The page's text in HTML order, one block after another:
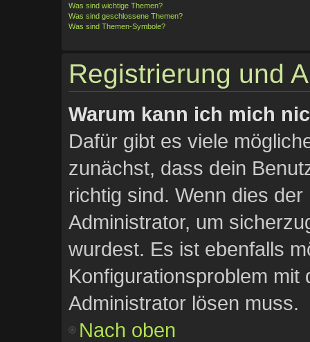
Was sind wichtige Themen?
Was sind geschlossene Themen?
Was sind Themen-Symbole?
Registrierung und
Warum kann ich mich
Dafür gibt es viele
zunächst, dass dein
richtig sind. Wenn dies
Administrator, um
wurdest. Es ist ebenfalls
Konfigurationsproblem
Administrator lösen muss.
Nach oben